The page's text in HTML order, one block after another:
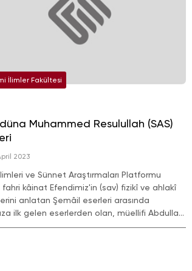
İlimler Fakültesi
Muhammed Resulullah (SAS)
2023
ve Sünnet Araştırmaları Platformu
fahri kâinat Efendimiz'in (sav) fizikî ve ahlakî
anlatan Şemâil eserleri arasında
ilk gelen eserlerden olan, müellifi Abdullah
Efendi'nin: 'Bu kitap benim ruhumdur